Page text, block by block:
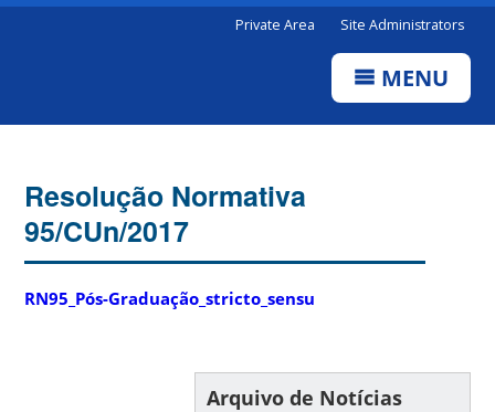
Private Area Site Administrators
MENU
Resolução Normativa
95/CUn/2017
RN95_Pós-Graduação_stricto_sensu
Arquivo de Notícias